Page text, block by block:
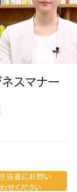
スマナー
当者にお問い
せください